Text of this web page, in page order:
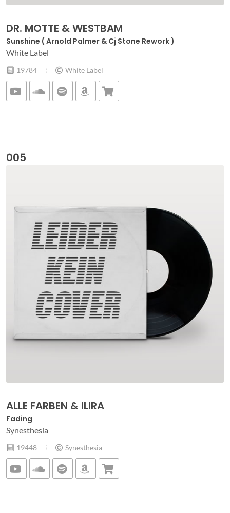
DR. MOTTE & WESTBAM
Sunshine ( Arnold Palmer & Cj Stone Rework )
White Label
19784 White Label
005
ALLE FARBEN & ILIRA
Fading
Synesthesia
19448 Synesthesia